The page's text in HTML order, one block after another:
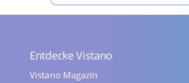
Entdecke Vistano
Vistano Magazin